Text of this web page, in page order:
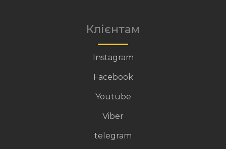
Клієнтам
Instagram
Facebook
Youtube
Viber
telegram